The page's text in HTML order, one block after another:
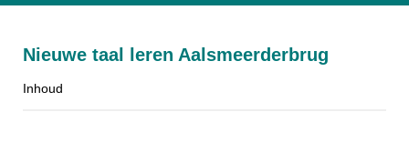
Nieuwe taal leren Aalsmeerderbrug
Inhoud